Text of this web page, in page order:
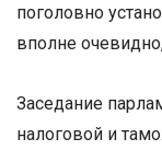
поголовно
вполне
Заседание
налоговой и